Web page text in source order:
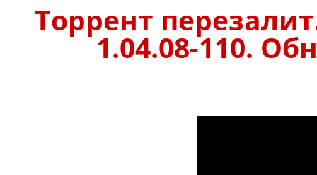
Торрент
1.04.08-110.